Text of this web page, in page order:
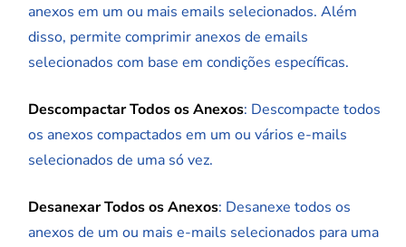
anexos em um ou mais emails selecionados. Além
disso, permite comprimir anexos de emails
selecionados com base em condições específicas.
Descompactar Todos os Anexos: Descompacte todos
os anexos compactados em um ou vários e-mails
selecionados de uma só vez.
Desanexar Todos os Anexos: Desanexe todos os
anexos de um ou mais e-mails selecionados para uma